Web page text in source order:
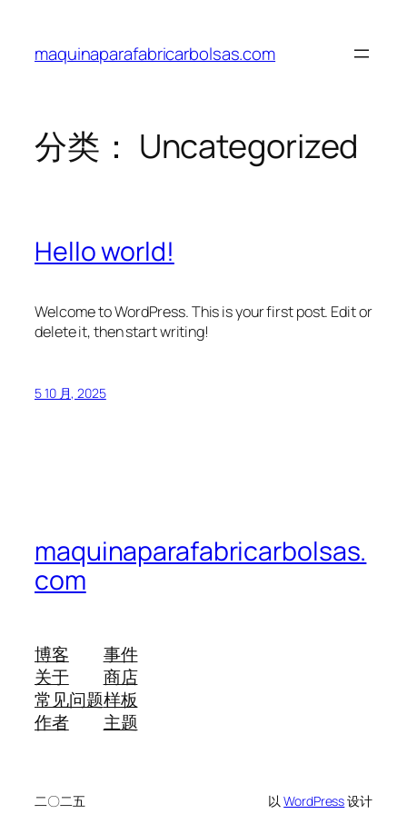
maquinaparafabricarbolsas.com
分类： Uncategorized
Hello world!
Welcome to WordPress. This is your first post. Edit or
delete it, then start writing!
5 10 月, 2025
maquinaparafabricarbolsas.
com
博客
关于
常见问题
作者
事件
商店
样板
主题
二〇二五 以WordPress设计